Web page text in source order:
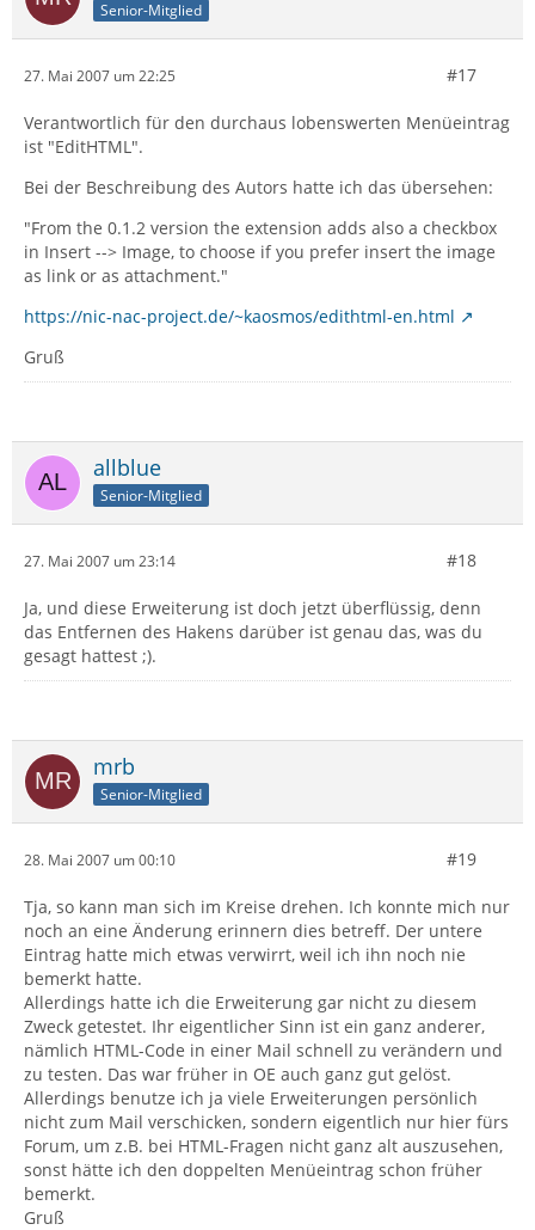
Senior-Mitglied
27. Mai 2007 um 22:25 #17
Verantwortlich für den durchaus lobenswerten Menüeintrag
ist "EditHTML".
Bei der Beschreibung des Autors hatte ich das übersehen:
"From the 0.1.2 version the extension adds also a checkbox
in Insert --> Image, to choose if you prefer insert the image
as link or as attachment."
https://nic-nac-project.de/~kaosmos/edithtml-en.html
Gruß
allblue
Senior-Mitglied
27. Mai 2007 um 23:14 #18
Ja, und diese Erweiterung ist doch jetzt überflüssig, denn
das Entfernen des Hakens darüber ist genau das, was du
gesagt hattest ;).
mrb
Senior-Mitglied
28. Mai 2007 um 00:10 #19
Tja, so kann man sich im Kreise drehen. Ich konnte mich nur
noch an eine Änderung erinnern dies betreff. Der untere
Eintrag hatte mich etwas verwirrt, weil ich ihn noch nie
bemerkt hatte.
Allerdings hatte ich die Erweiterung gar nicht zu diesem
Zweck getestet. Ihr eigentlicher Sinn ist ein ganz anderer,
nämlich HTML-Code in einer Mail schnell zu verändern und
zu testen. Das war früher in OE auch ganz gut gelöst.
Allerdings benutze ich ja viele Erweiterungen persönlich
nicht zum Mail verschicken, sondern eigentlich nur hier fürs
Forum, um z.B. bei HTML-Fragen nicht ganz alt auszusehen,
sonst hätte ich den doppelten Menüeintrag schon früher
bemerkt.
Gruß